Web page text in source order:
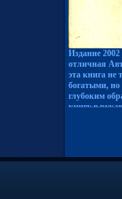
инструкция
образом
факторы,
Издание
отличная
эта книга не
богатыми, но
глубоким
книгу в
хочет сам